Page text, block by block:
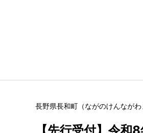
長野県長和町 （ながのけんながわ